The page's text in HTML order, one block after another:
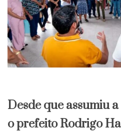
Desde que assumiu
o prefeito Rodrigo